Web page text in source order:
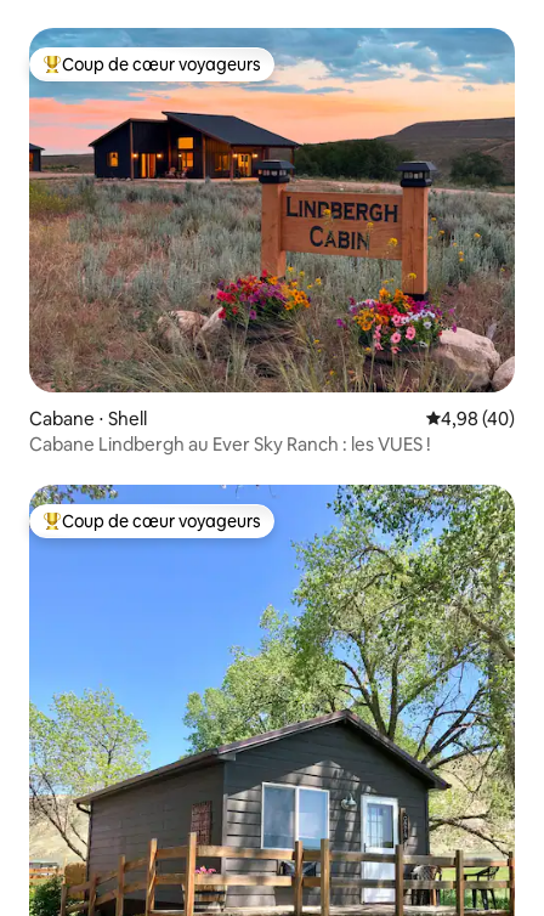
Coups de cœur voyageurs les plus appréciés
Coup de cœur voyageurs
Cabane ⋅ Shell Évaluation
4,98 (40)
Cabane Lindbergh au Ever Sky Ranch : les VUES !
Coups de cœur voyageurs les plus appréciés
Coup de cœur voyageurs